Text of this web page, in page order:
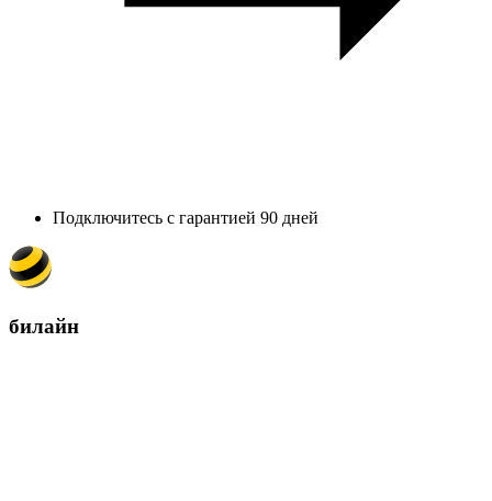
Подключитесь с гарантией 90 дней
билайн